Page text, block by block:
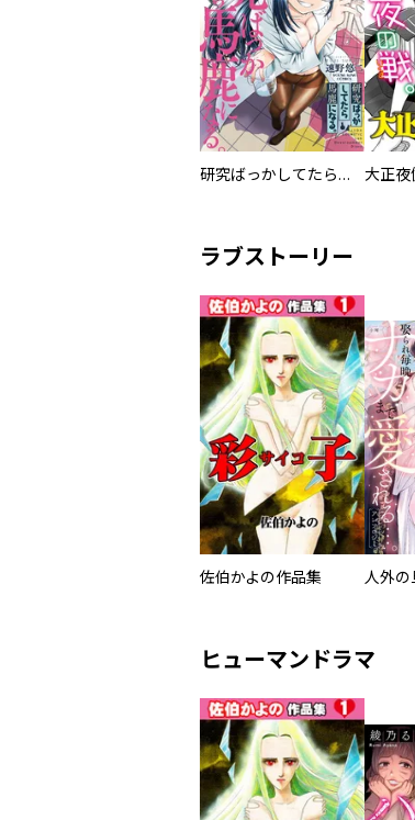
研究ばっかしてたら馬鹿になる。
ラブストーリー
佐伯かよの作品集
ヒューマンドラマ